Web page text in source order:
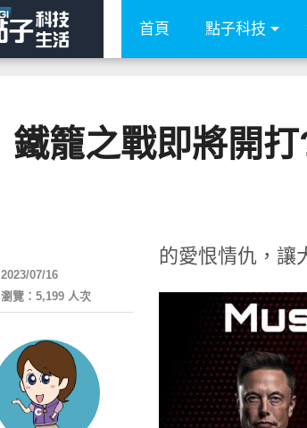
首頁 點子科技
鐵籠之戰即將開
的愛恨情仇，讓
2023/07/16
瀏覽：5,199 人次